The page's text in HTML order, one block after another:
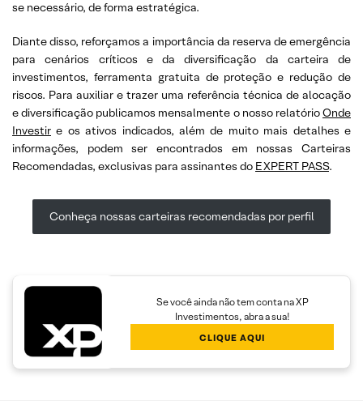
se necessário, de forma estratégica.
Diante disso, reforçamos a importância da reserva de emergência
para cenários críticos e da diversificação da carteira de
investimentos, ferramenta gratuita de proteção e redução de
riscos. Para auxiliar e trazer uma referência técnica de alocação
e diversificação publicamos mensalmente o nosso relatórioOnde
Investir e os ativos indicados, além de muito mais detalhes e
informações, podem ser encontrados em nossas Carteiras
Recomendadas, exclusivas para assinantes do EXPERT PASS.
Conheça nossas carteiras recomendadas por perfil
Se você ainda não tem conta na XP
Investimentos, abra a sua!
CLIQUE AQUI